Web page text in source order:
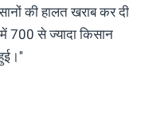
की हालत खराब कर दी
700 से ज्यादा किसान